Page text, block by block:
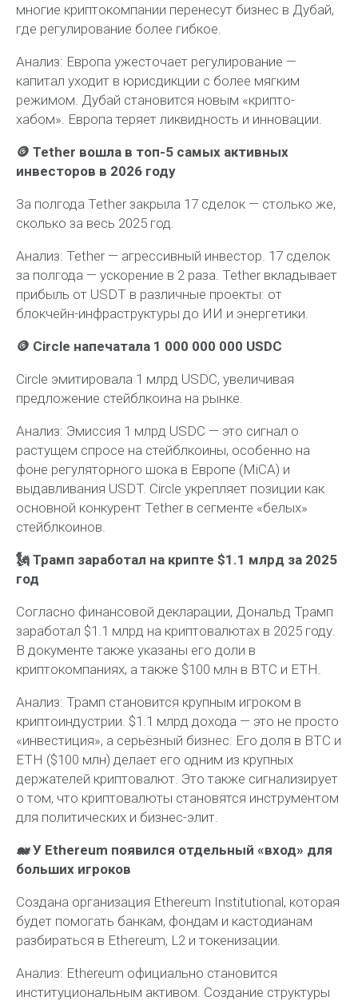
многие криптокомпании перенесут бизнес в Дубай,
где регулирование более гибкое.
Анализ: Европа ужесточает регулирование —
капитал уходит в юрисдикции с более мягким
режимом. Дубай становится новым «крипто-
хабом». Европа теряет ликвидность и инновации.
🪙 Tether вошла в топ-5 самых активных
инвесторов в 2026 году
За полгода Tether закрыла 17 сделок — столько же,
сколько за весь 2025 год.
Анализ: Tether — агрессивный инвестор. 17 сделок
за полгода — ускорение в 2 раза. Tether вкладывает
прибыль от USDT в различные проекты: от
блокчейн-инфраструктуры до ИИ и энергетики.
🪙 Circle напечатала 1 000 000 000 USDC
Circle эмитировала 1 млрд USDC, увеличивая
предложение стейблкоина на рынке.
Анализ: Эмиссия 1 млрд USDC — это сигнал о
растущем спросе на стейблкоины, особенно на
фоне регуляторного шока в Европе (MiCA) и
выдавливания USDT. Circle укрепляет позиции как
основной конкурент Tether в сегменте «белых»
стейблкоинов.
🗽 Трамп заработал на крипте $1.1 млрд за 2025
год
Согласно финансовой декларации, Дональд Трамп
заработал $1.1 млрд на криптовалютах в 2025 году.
В документе также указаны его доли в
криптокомпаниях, а также $100 млн в BTC и ETH.
Анализ: Трамп становится крупным игроком в
криптоиндустрии. $1.1 млрд дохода — это не просто
«инвестиция», а серьёзный бизнес. Его доля в BTC и
ETH ($100 млн) делает его одним из крупных
держателей криптовалют. Это также сигнализирует
о том, что криптовалюты становятся инструментом
для политических и бизнес-элит.
🐋 У Ethereum появился отдельный «вход» для
больших игроков
Создана организация Ethereum Institutional, которая
будет помогать банкам, фондам и кастодианам
разбираться в Ethereum, L2 и токенизации.
Анализ: Ethereum официально становится
институциональным активом. Создание структуры